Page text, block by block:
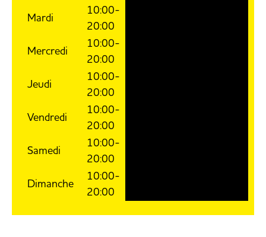
Mardi
10:00-
20:00
Mercredi
10:00-
20:00
Jeudi
10:00-
20:00
Vendredi
10:00-
20:00
Samedi
10:00-
20:00
Dimanche
10:00-
20:00